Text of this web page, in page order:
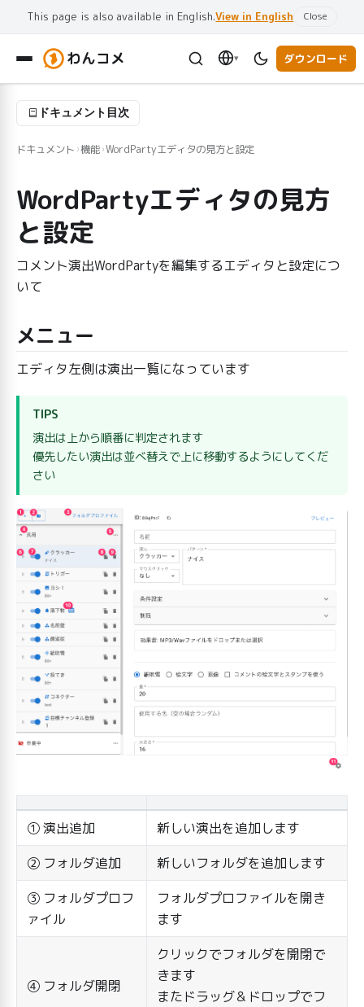
This page is also available in English.View in English Close
わんコメ ▾ ダウンロード
ドキュメント目次
ドキュメント ›機能 ›WordPartyエディタの見方と設定
WordPartyエディタの見方
と設定
コメント演出WordPartyを編集するエディタと設定につ
いて
メニュー
エディタ左側は演出一覧になっています
TIPS
演出は上から順番に判定されます
優先したい演出は並べ替えで上に移動するようにしてくだ
さい
① 演出追加
新しい演出を追加します
② フォルダ追加
新しいフォルダを追加します
③ フォルダプロフ
ァイル
フォルダプロファイルを開き
ます
④ フォルダ開閉
クリックでフォルダを開閉で
きます
またドラッグ＆ドロップでフ